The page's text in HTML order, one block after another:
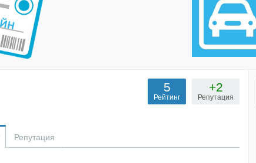
+2
Репутация
5
Рейтинг
Репутация